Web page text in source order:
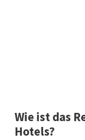
Wie ist das
Hotels?